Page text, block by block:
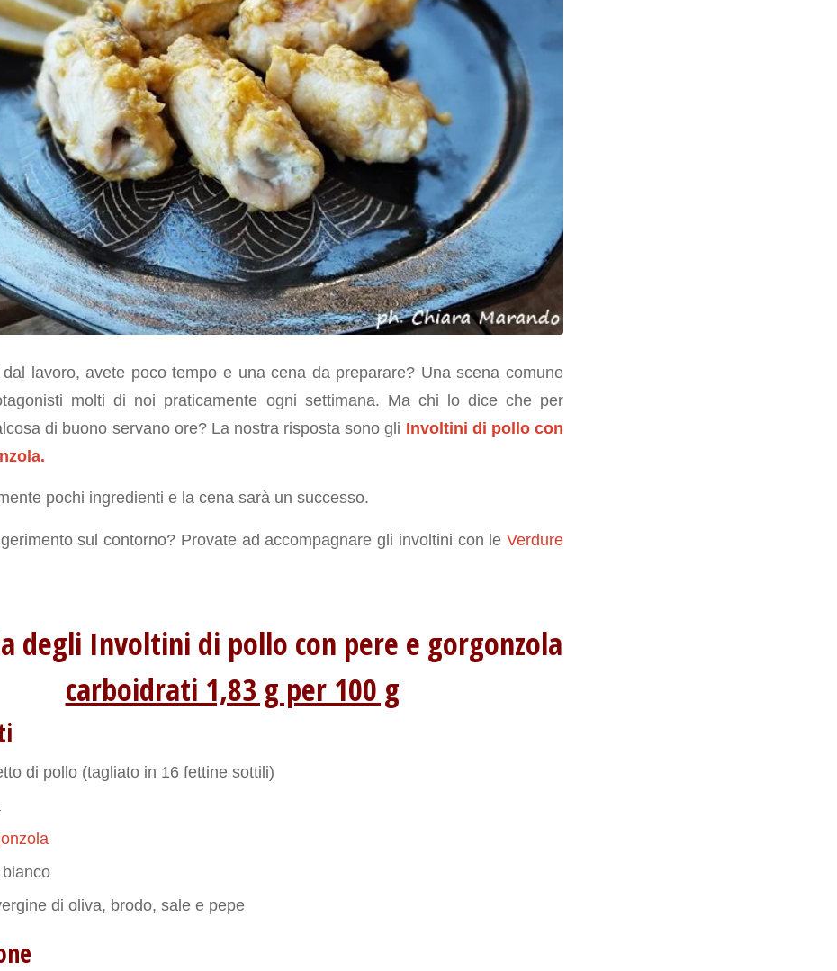
lavoro, avete poco tempo e una cena da preparare? Una scena comune
molti di noi praticamente ogni settimana. Ma chi lo dice che per
di buono servano ore? La nostra risposta sono gli Involtini di pollo con
pochi ingredienti e la cena sarà un successo.
sul contorno? Provate ad accompagnare gli involtini con le Verdure
degli Involtini di pollo con pere e gorgonzola
carboidrati 1,83 g per 100 g
di pollo (tagliato in 16 fettine sottili)
di oliva, brodo, sale e pepe